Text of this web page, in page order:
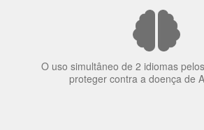
O uso simultâneo de 2 idiomas
proteger contra a doença de